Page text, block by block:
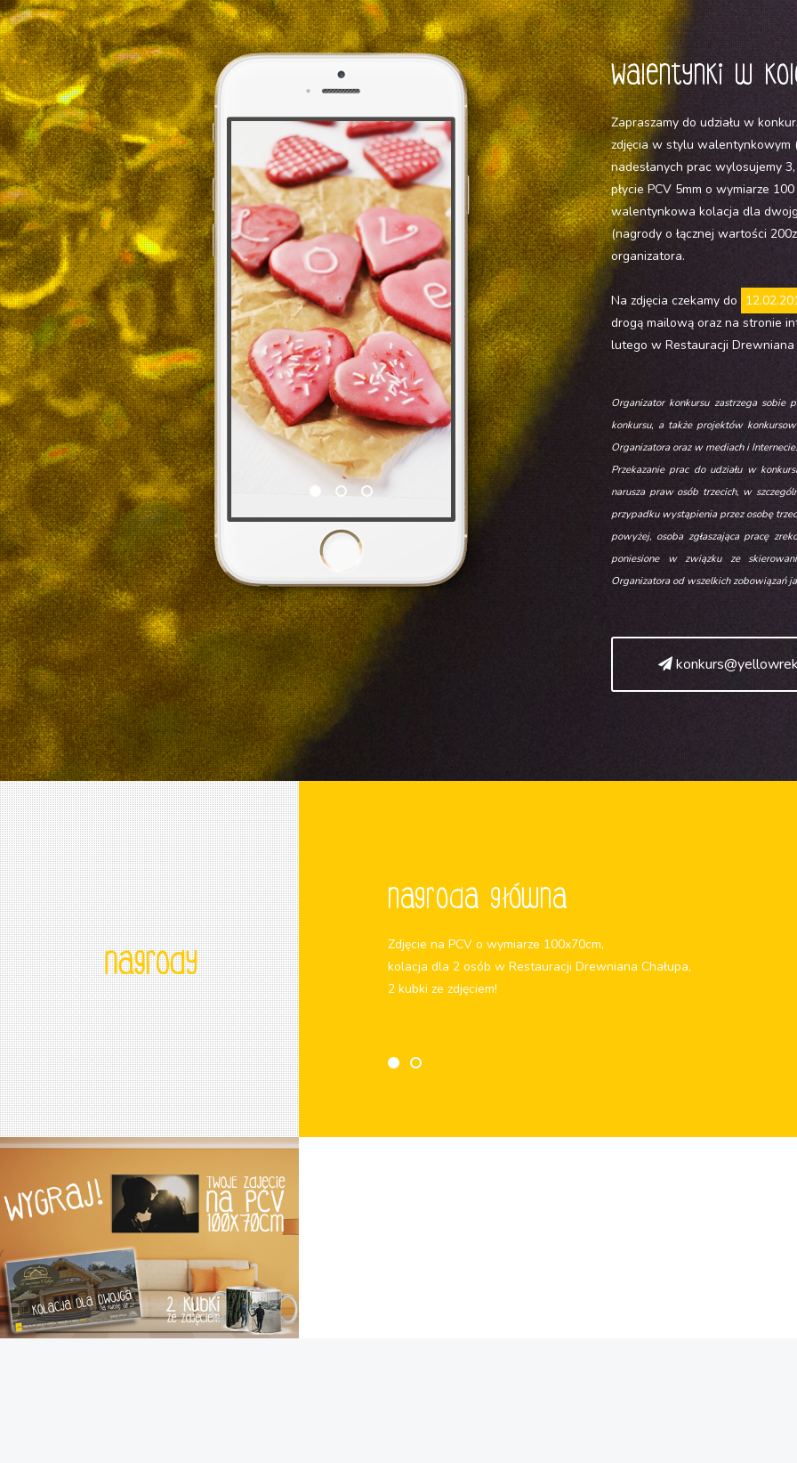
Walentynki w
Zapraszamy do udziału w
zdjęcia w stylu
nadesłanych prac wylosujemy
płycie PCV 5mm o wymiarze
walentynkowa kolacja dla
(nagrody o łącznej wartości
organizatora.
Na zdjęcia czekamy do
drogą mailową oraz na stronie
lutego w Restauracji Drewniana
Organizator konkursu zastrzega
konkursu, a także projektów
Organizatora oraz w mediach i Internecie.
Przekazanie prac do udziału w
narusza praw osób trzecich, w
przypadku wystąpienia przez osobę
powyżej, osoba zgłaszająca pracę
poniesione w związku ze
Organizatora od wszelkich zobowiązań
Nagroda główna
Zdjęcie na PCV o wymiarze 100x70cm,
kolacja dla 2 osób w Restauracji Drewniana Chałupa,
2 kubki ze zdjęciem!
NAGRODA GŁOWNA